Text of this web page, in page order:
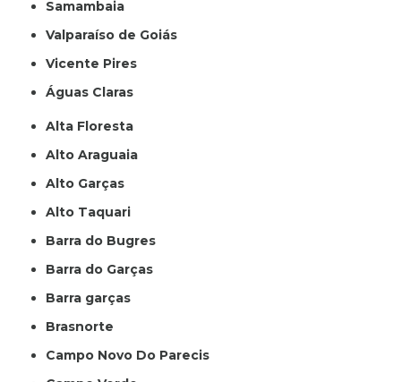
Samambaia
Valparaíso de Goiás
Vicente Pires
Águas Claras
Alta Floresta
Alto Araguaia
Alto Garças
Alto Taquari
Barra do Bugres
Barra do Garças
Barra garças
Brasnorte
Campo Novo Do Parecis